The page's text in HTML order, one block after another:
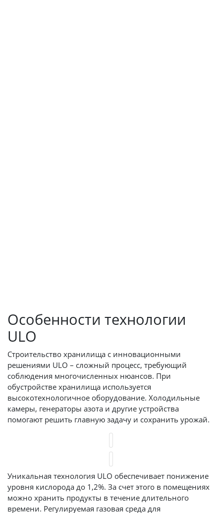
Особенности технологии
ULO
Строительство хранилища с инновационными
решениями ULO – сложный процесс, требующий
соблюдения многочисленных нюансов. При
обустройстве хранилища используется
высокотехнологичное оборудование. Холодильные
камеры, генераторы азота и другие устройства
помогают решить главную задачу и сохранить урожай.
Уникальная технология ULO обеспечивает понижение
уровня кислорода до 1,2%. За счет этого в помещениях
можно хранить продукты в течение длительного
времени. Регулируемая газовая среда для